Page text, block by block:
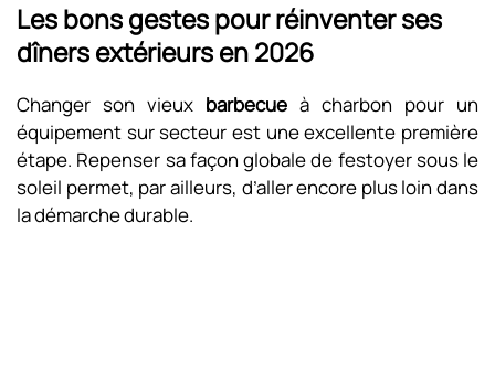
Les bons gestes pour réinventer ses
dîners extérieurs en 2026
Changer son vieux barbecue à charbon pour un
équipement sur secteur est une excellente première
étape. Repenser sa façon globale de festoyer sous le
soleil permet, par ailleurs, d’aller encore plus loin dans
la démarche durable.